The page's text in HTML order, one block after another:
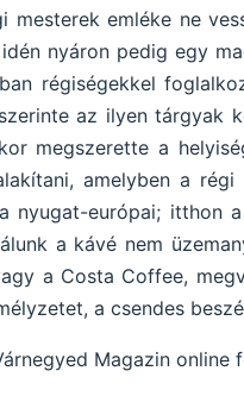
emléke ne
nyáron pedig egy
régiségekkel
az ilyen tárgyak
megszerette a
amelyben a
európai; itthon
a kávé nem
a Costa Coffee,
a csendes
Magazin online